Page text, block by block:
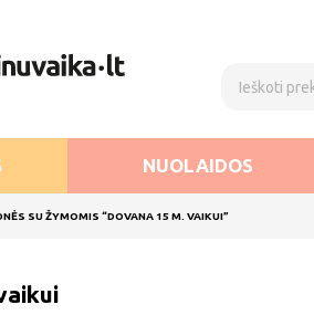
NUOLAIDOS
SU ŽYMOMIS “DOVANA 15 M. VAIKUI”